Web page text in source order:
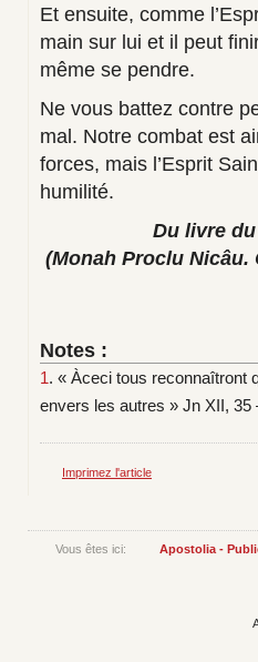
Et ensuite, comme
main sur lui et il peut
même se pendre.
Ne vous battez contre
mal. Notre combat est
forces, mais l’Esprit
humilité.
Du livre
(Monah Proclu
Notes :
1. « Àceci tous reconnaîtront
envers les autres » Jn XII,
Imprimez l'article
Vous êtes ici: Apostolia -